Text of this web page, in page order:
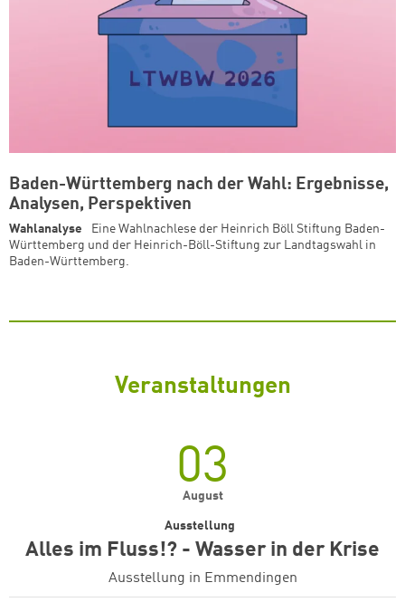
Baden-Württemberg nach der Wahl: Ergebnisse,
Analysen, Perspektiven
Wahlanalyse
Eine Wahlnachlese der Heinrich Böll Stiftung Baden-
Württemberg und der Heinrich-Böll-Stiftung zur Landtagswahl in
Baden-Württemberg.
Veranstaltungen
03
August
Alles im Fluss!? - Wasser in der Krise
Ausstellung
Ausstellung in Emmendingen